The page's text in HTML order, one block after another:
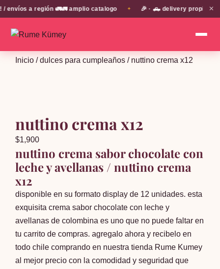
a región 🚛🚛 amplio catalogo ✦ 🎉 · 🛻 delivery propio en EN
✕
Inicio /dulces para cumpleaños / nuttino crema x12
nuttino crema x12
$1,900
nuttino crema sabor chocolate con
leche y avellanas / nuttino crema
x12
disponible en su formato display de 12 unidades. esta
exquisita crema sabor chocolate con leche y
avellanas de colombina es uno que no puede faltar en
tu carrito de compras. agregalo ahora y recibelo en
todo chile comprando en nuestra tienda Rume Kumey
al mejor precio con la comodidad y seguridad que